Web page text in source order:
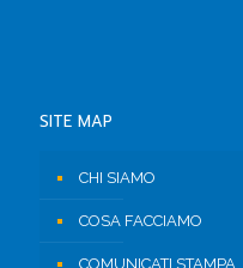
SITE MAP
CHI SIAMO
COSA FACCIAMO
COMUNICATI STAMPA